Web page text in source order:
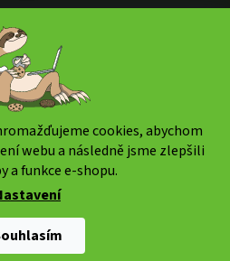
cookies, abychom
webu a následně jsme zlepšili
a funkce e-shopu.
nastavení cookies